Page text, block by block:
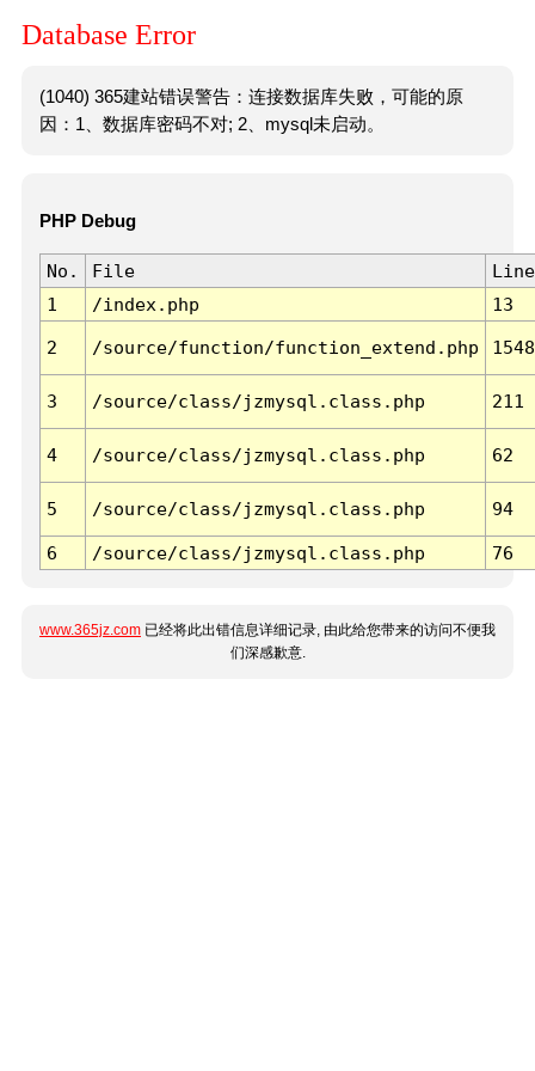
Database Error
(1040) 365建站错误警告：连接数据库失败，可能的原
因：1、数据库密码不对; 2、mysql未启动。
PHP Debug
No. File
Line
1
/index.php 13
2 /source/function/function_extend.php 1548
3 /source/class/jzmysql.class.php 211
4 /source/class/jzmysql.class.php 62
5 /source/class/jzmysql.class.php 94
6 /source/class/jzmysql.class.php 76
www.365jz.com 已经将此出错信息详细记录, 由此给您带来的访问不便我
们深感歉意.